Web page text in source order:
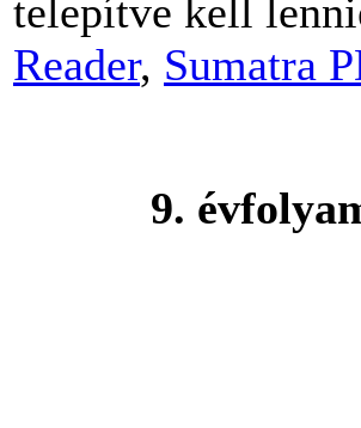
telepítve kell
Reader, Sumatra
9.